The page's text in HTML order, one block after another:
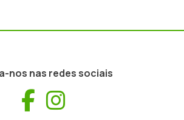
nos nas redes sociais
Facebook